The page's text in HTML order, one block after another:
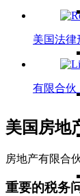
美国法律
有限合伙
美国房地
房地产有限合
重要的税务